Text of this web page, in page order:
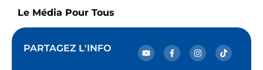
Le Média Pour Tous
PARTAGEZ L'INFO